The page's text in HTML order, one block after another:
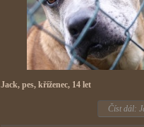
Jack, pes, kříženec, 14 let
Číst dál: